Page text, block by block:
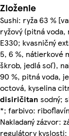
Zloženie
Sushi: ryža 63 %
ryžový (pitná
E330; kvasničný
5, 6 %, nátierkové
škrob, jedlá soľ),
90 %, pitná voda,
octová, kyselina
disiričitan sodný;
*; farbivo:
Nakladaný zázvor:
regulátory kyslosti: